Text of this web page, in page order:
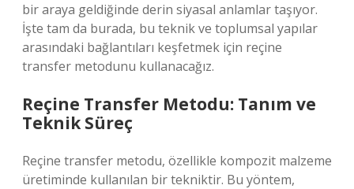
bir araya geldiğinde derin siyasal anlamlar taşıyor.
İşte tam da burada, bu teknik ve toplumsal yapılar
arasındaki bağlantıları keşfetmek için reçine
transfer metodunu kullanacağız.
Reçine Transfer Metodu: Tanım ve
Teknik Süreç
Reçine transfer metodu, özellikle kompozit malzeme
üretiminde kullanılan bir tekniktir. Bu yöntem,